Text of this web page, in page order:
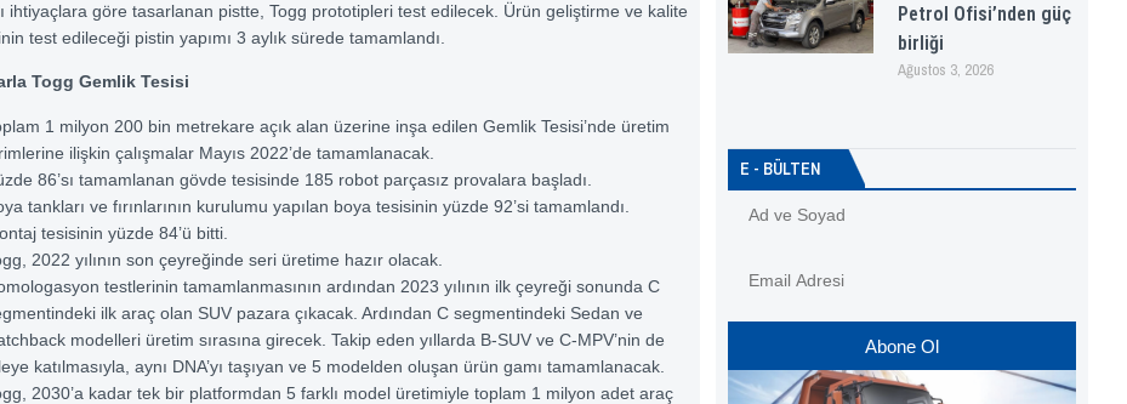
ihtiyaçlara göre tasarlanan pistte, Togg prototipleri test edilecek. Ürün geliştirme ve kalite
test edileceği pistin yapımı 3 aylık sürede tamamlandı.
Togg Gemlik Tesisi
1 milyon 200 bin metrekare açık alan üzerine inşa edilen Gemlik Tesisi’nde üretim
ilişkin çalışmalar Mayıs 2022’de tamamlanacak.
86’sı tamamlanan gövde tesisinde 185 robot parçasız provalara başladı.
tankları ve fırınlarının kurulumu yapılan boya tesisinin yüzde 92’si tamamlandı.
tesisinin yüzde 84’ü bitti.
2022 yılının son çeyreğinde seri üretime hazır olacak.
testlerinin tamamlanmasının ardından 2023 yılının ilk çeyreği sonunda C
ilk araç olan SUV pazara çıkacak. Ardından C segmentindeki Sedan ve
modelleri üretim sırasına girecek. Takip eden yıllarda B-SUV ve C-MPV’nin de
katılmasıyla, aynı DNA’yı taşıyan ve 5 modelden oluşan ürün gamı tamamlanacak.
2030’a kadar tek bir platformdan 5 farklı model üretimiyle toplam 1 milyon adet araç
Petrol Ofisi’nden güç
birliği
Ağustos 3, 2026
E - BÜLTEN
Abone Ol